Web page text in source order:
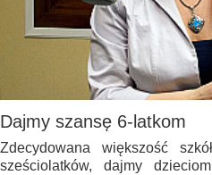
Dajmy szansę 6-latkom
Zdecydowana większość
sześciolatków, dajmy